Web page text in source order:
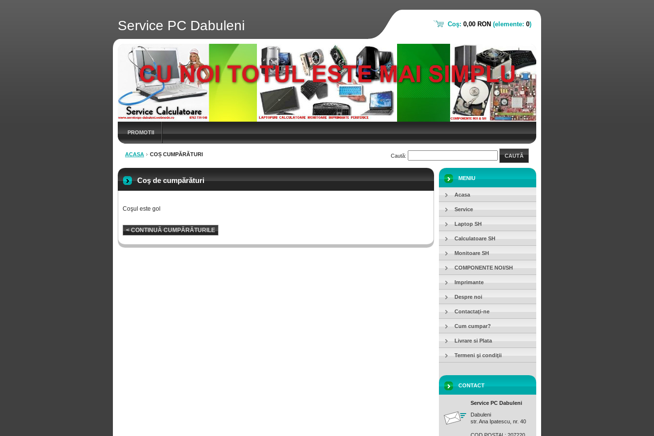
Service PC Dabuleni
PROMOTII
ACASA COȘ CUMPĂRĂTURI Caută: CAUTĂ
Coş de cumpărături
Coşul este gol
MENIU
Acasa
Service
Laptop SH
Calculatoare SH
Monitoare SH
COMPONENTE NOI/SH
Imprimante
Despre noi
Contactaţi-ne
Cum cumpar?
Livrare si Plata
Termeni şi condiţii
CONTACT
Service PC Dabuleni
Dabuleni
str. Ana Ipatescu, nr. 40
Coş: 0,00 RON (elemente: 0)